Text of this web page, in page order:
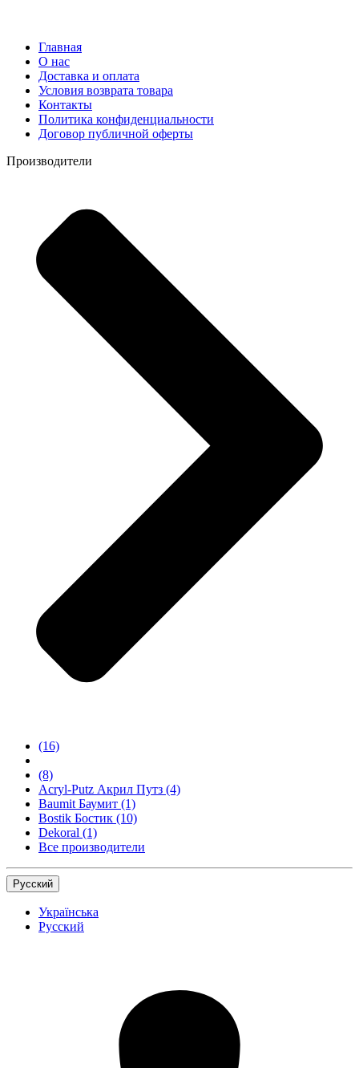
Главная
О нас
Доставка и оплата
Условия возврата товара
Контакты
Политика конфиденциальности
Договор публичной оферты
Производители
(16)
(8)
Acryl-Putz Акрил Путз (4)
Baumit Баумит (1)
Bostik Бостик (10)
Dekoral (1)
Все производители
Русский
Українська
Русский